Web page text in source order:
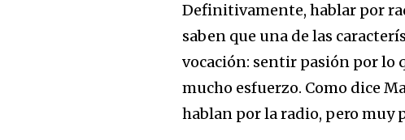
Definitivamente, hablar por
saben que una de las
vocación: sentir pasión por lo
mucho esfuerzo. Como dice
hablan por la radio, pero muy